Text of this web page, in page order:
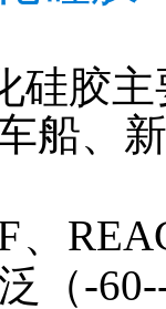
硅胶
船、
、
（-